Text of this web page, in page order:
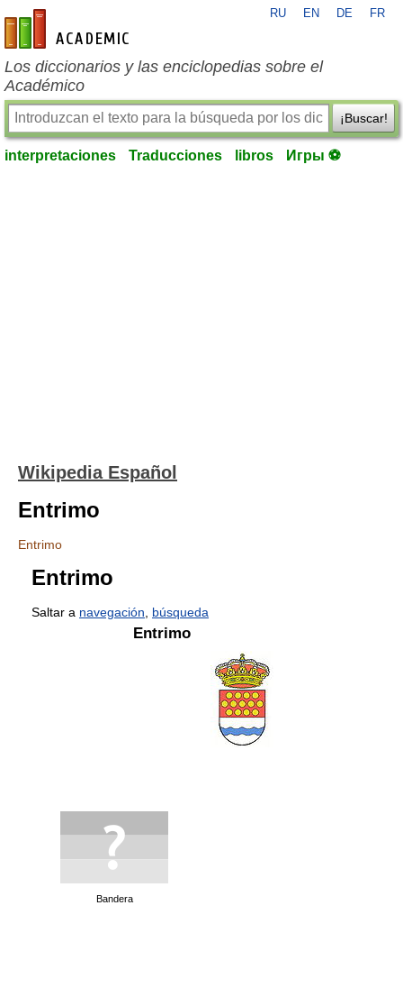
es-academic.com
RU EN DE FR
Los diccionarios y las enciclopedias sobre el
Académico
¡Buscar!
interpretaciones Traducciones libros Игры ⚽
Wikipedia Español
Entrimo
Entrimo
Entrimo
Saltar a navegación búsqueda
Entrimo
Bandera